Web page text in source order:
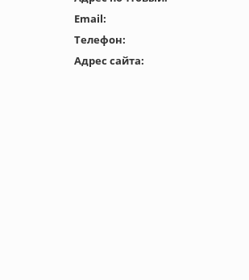
Email:
Телефон:
Адрес сайта: